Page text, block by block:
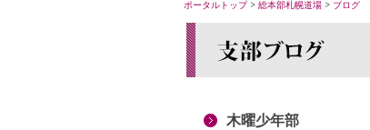
ポータルトップ> 総本部札幌道場 > ブログ
木曜少年部